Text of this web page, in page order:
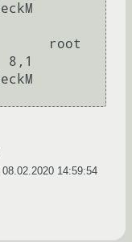
root
08.02.2020 14:59:54